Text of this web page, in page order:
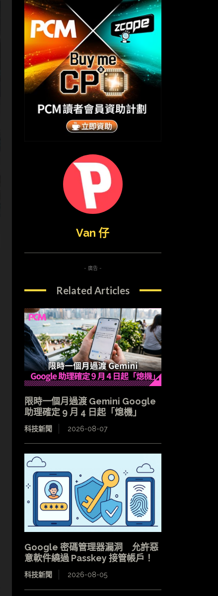
Van 仔
- 廣告 -
Related Articles
限時一個月過渡 Gemini Google
助理確定 9 月 4 日起「熄機」
科技新聞 2026-08-07
Google 密碼管理器漏洞 允許惡
意軟件繞過 Passkey 接管帳戶！
科技新聞 2026-08-05